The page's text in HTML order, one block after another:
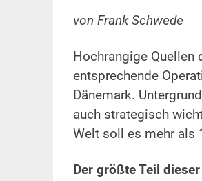
von Frank Schwede
Hochrangige
entsprechende
Dänemark.
auch strategisch
Welt soll es mehr als
Der größte Teil